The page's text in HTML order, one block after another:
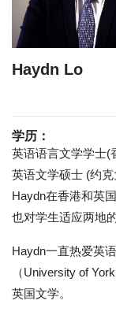
Haydn Lo
学历：
英语语言文学学士(
英语文学硕士 (约克
Haydn在香港和英
也对学生适应两地
Haydn一直热爱英
（University of
英国文学。